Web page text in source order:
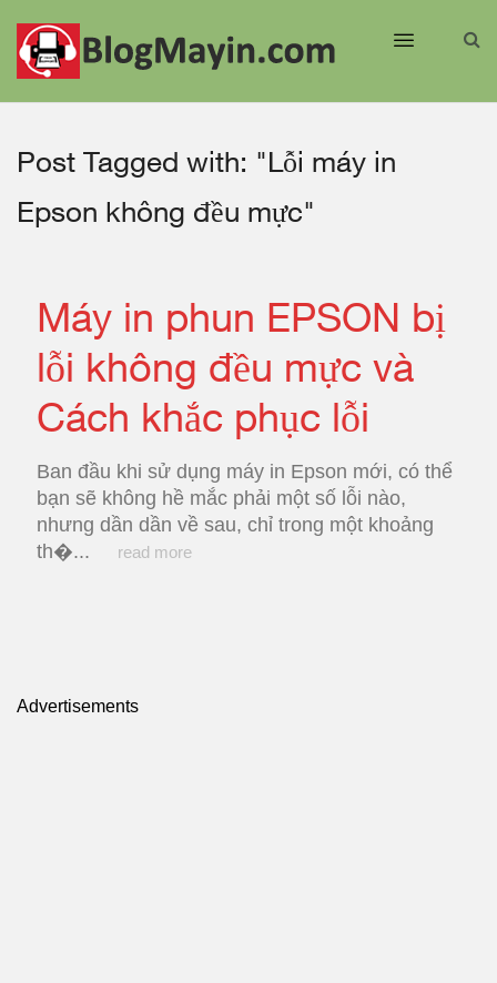
Post Tagged with: "Lỗi máy in
Epson không đều mực"
Máy in phun EPSON bị
lỗi không đều mực và
Cách khắc phục lỗi
Ban đầu khi sử dụng máy in Epson mới, có thể
bạn sẽ không hề mắc phải một số lỗi nào,
nhưng dần dần về sau, chỉ trong một khoảng
th�...
read more
Advertisements